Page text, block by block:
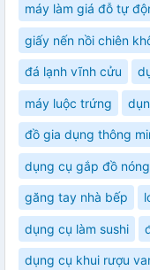
máy làm giá đỗ tự
giấy nến nồi chiên
đá lạnh vĩnh cửu
máy luộc trứng
đồ gia dụng thông
dụng cụ gắp đồ nóng
găng tay nhà bếp
dụng cụ làm sushi
dụng cụ khui rượu